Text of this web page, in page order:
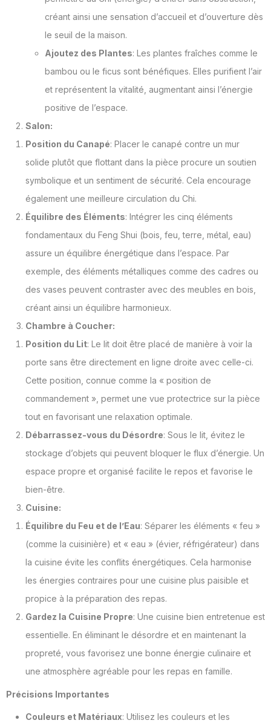
créant ainsi une sensation d’accueil et d’ouverture dès
le seuil de la maison.
Ajoutez des Plantes: Les plantes fraîches comme le
bambou ou le ficus sont bénéfiques. Elles purifient l’air
et représentent la vitalité, augmentant ainsi l’énergie
positive de l’espace.
Salon:
Position du Canapé: Placer le canapé contre un mur
solide plutôt que flottant dans la pièce procure un soutien
symbolique et un sentiment de sécurité. Cela encourage
également une meilleure circulation du Chi.
Équilibre des Éléments: Intégrer les cinq éléments
fondamentaux du Feng Shui (bois, feu, terre, métal, eau)
assure un équilibre énergétique dans l’espace. Par
exemple, des éléments métalliques comme des cadres ou
des vases peuvent contraster avec des meubles en bois,
créant ainsi un équilibre harmonieux.
Chambre à Coucher:
Position du Lit: Le lit doit être placé de manière à voir la
porte sans être directement en ligne droite avec celle-ci.
Cette position, connue comme la « position de
commandement », permet une vue protectrice sur la pièce
tout en favorisant une relaxation optimale.
Débarrassez-vous du Désordre: Sous le lit, évitez le
stockage d’objets qui peuvent bloquer le flux d’énergie. Un
espace propre et organisé facilite le repos et favorise le
bien-être.
Cuisine:
Équilibre du Feu et de l’Eau: Séparer les éléments « feu »
(comme la cuisinière) et « eau » (évier, réfrigérateur) dans
la cuisine évite les conflits énergétiques. Cela harmonise
les énergies contraires pour une cuisine plus paisible et
propice à la préparation des repas.
Gardez la Cuisine Propre: Une cuisine bien entretenue est
essentielle. En éliminant le désordre et en maintenant la
propreté, vous favorisez une bonne énergie culinaire et
une atmosphère agréable pour les repas en famille.
Précisions Importantes
Couleurs et Matériaux: Utilisez les couleurs et les